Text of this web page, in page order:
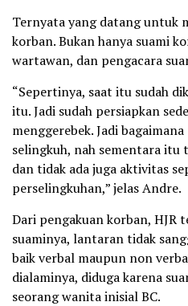
Ternyata yang datang untuk
korban. Bukan hanya suami
wartawan, dan pengacara
“Sepertinya, saat itu sudah
itu. Jadi sudah persiapkan
menggerebek. Jadi
selingkuh, nah sementara itu
dan tidak ada juga aktivitas
perselingkuhan,” jelas Andre.
Dari pengakuan korban, HJR
suaminya, lantaran tidak
baik verbal maupun non
dialaminya, diduga karena
seorang wanita inisial BC.